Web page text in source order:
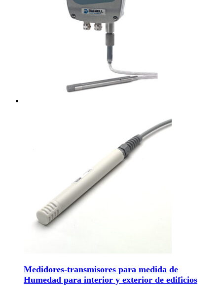
Medidores-transmisores para medida de
Humedad para interior y exterior de edificios